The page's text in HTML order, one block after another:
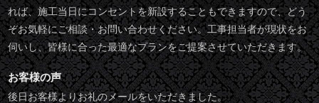
れば、施工当日にコンセントを新設することもできますので、どう
ぞお気軽にご相談・お問い合わせください。工事担当者が現状をお
伺いし、皆様に合った最適なプランをご提案させていただきます。
お客様の声
後日お客様よりお礼のメールをいただきました。